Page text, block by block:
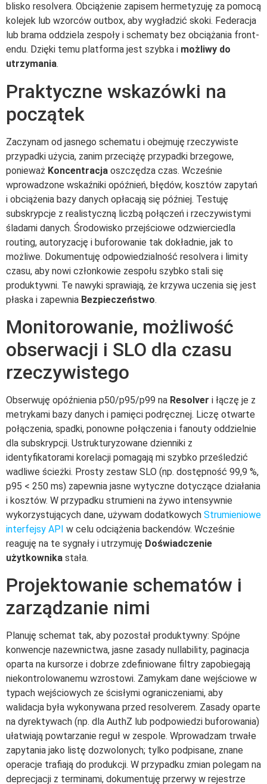
blisko resolvera. Obciążenie zapisem hermetyzuję za pomocą
kolejek lub wzorców outbox, aby wygładzić skoki. Federacja
lub brama oddziela zespoły i schematy bez obciążania front-
endu. Dzięki temu platforma jest szybka i możliwy do
utrzymania.
Praktyczne wskazówki na
początek
Zaczynam od jasnego schematu i obejmuję rzeczywiste
przypadki użycia, zanim przeciążę przypadki brzegowe,
ponieważ Koncentracja oszczędza czas. Wcześnie
wprowadzone wskaźniki opóźnień, błędów, kosztów zapytań
i obciążenia bazy danych opłacają się później. Testuję
subskrypcje z realistyczną liczbą połączeń i rzeczywistymi
śladami danych. Środowisko przejściowe odzwierciedla
routing, autoryzację i buforowanie tak dokładnie, jak to
możliwe. Dokumentuję odpowiedzialność resolvera i limity
czasu, aby nowi członkowie zespołu szybko stali się
produktywni. Te nawyki sprawiają, że krzywa uczenia się jest
płaska i zapewnia Bezpieczeństwo.
Monitorowanie, możliwość
obserwacji i SLO dla czasu
rzeczywistego
Obserwuję opóźnienia p50/p95/p99 na Resolver i łączę je z
metrykami bazy danych i pamięci podręcznej. Liczę otwarte
połączenia, spadki, ponowne połączenia i fanouty oddzielnie
dla subskrypcji. Ustrukturyzowane dzienniki z
identyfikatorami korelacji pomagają mi szybko prześledzić
wadliwe ścieżki. Prosty zestaw SLO (np. dostępność 99,9 %,
p95 < 250 ms) zapewnia jasne wytyczne dotyczące działania
i kosztów. W przypadku strumieni na żywo intensywnie
wykorzystujących dane, używam dodatkowych Strumieniowe
interfejsy API w celu odciążenia backendów. Wcześnie
reaguję na te sygnały i utrzymuję Doświadczenie
użytkownika stała.
Projektowanie schematów i
zarządzanie nimi
Planuję schemat tak, aby pozostał produktywny: Spójne
konwencje nazewnictwa, jasne zasady nullability, paginacja
oparta na kursorze i dobrze zdefiniowane filtry zapobiegają
niekontrolowanemu wzrostowi. Zamykam dane wejściowe w
typach wejściowych ze ścisłymi ograniczeniami, aby
walidacja była wykonywana przed resolverem. Zasady oparte
na dyrektywach (np. dla AuthZ lub podpowiedzi buforowania)
ułatwiają powtarzanie reguł w zespole. Wprowadzam trwałe
zapytania jako listę dozwolonych; tylko podpisane, znane
operacje trafiają do produkcji. W przypadku zmian polegam na
deprecjacji z terminami, dokumentuję przerwy w rejestrze